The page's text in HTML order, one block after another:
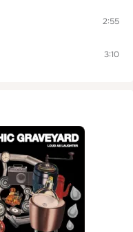
2:55
3:10